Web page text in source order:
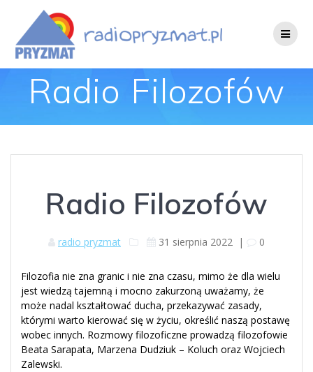
content
Radio Filozofów
Radio Filozofów
radio pryzmat 31 sierpnia 2022 | 0
Filozofia nie zna granic i nie zna czasu, mimo że dla wielu
jest wiedzą tajemną i mocno zakurzoną uważamy, że
może nadal kształtować ducha, przekazywać zasady,
którymi warto kierować się w życiu, określić naszą postawę
wobec innych. Rozmowy filozoficzne prowadzą filozofowie
Beata Sarapata, Marzena Dudziuk – Koluch oraz Wojciech
Zalewski.